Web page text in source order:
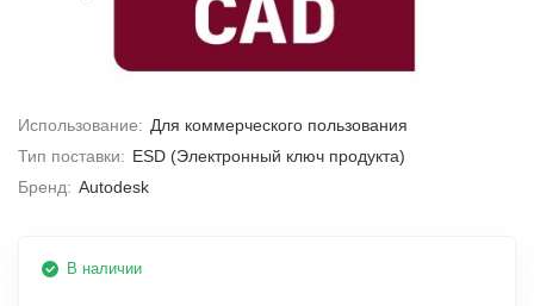
Использование: Для коммерческого пользования
Тип поставки: ESD (Электронный ключ продукта)
Бренд: Autodesk
В наличии